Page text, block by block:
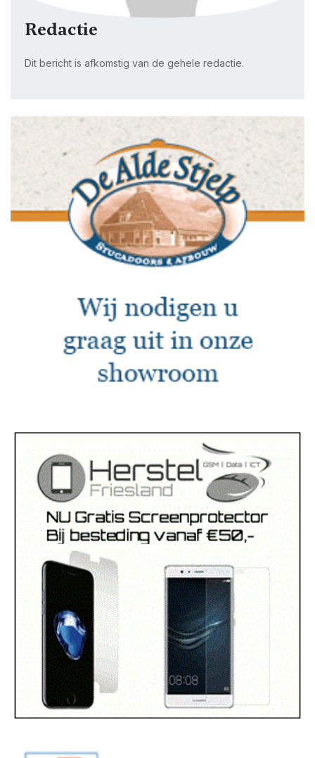
Redactie
Dit bericht is afkomstig van de gehele redactie.